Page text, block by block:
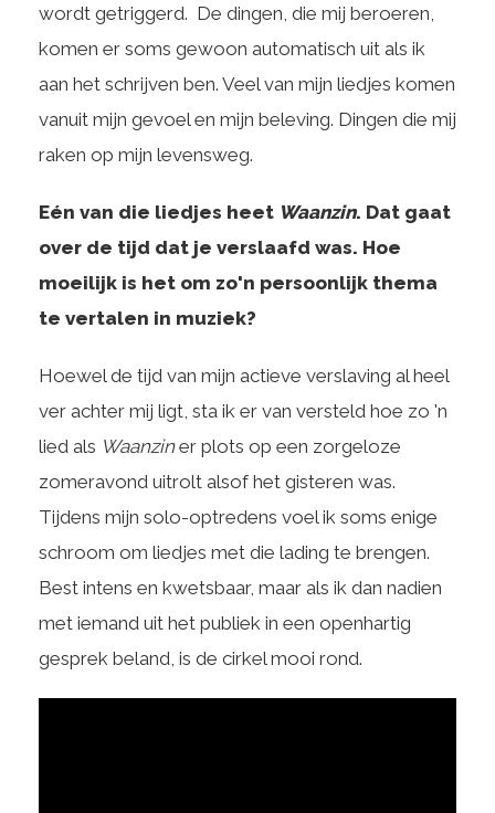
wordt getriggerd. De dingen, die mij beroeren,
komen er soms gewoon automatisch uit als ik
aan het schrijven ben. Veel van mijn liedjes komen
vanuit mijn gevoel en mijn beleving. Dingen die mij
raken op mijn levensweg.
Eén van die liedjes heet Waanzin. Dat gaat
over de tijd dat je verslaafd was. Hoe
moeilijk is het om zo'n persoonlijk thema
te vertalen in muziek?
Hoewel de tijd van mijn actieve verslaving al heel
ver achter mij ligt, sta ik er van versteld hoe zo 'n
lied als Waanziner plots op een zorgeloze
zomeravond uitrolt alsof het gisteren was.
Tijdens mijn solo-optredens voel ik soms enige
schroom om liedjes met die lading te brengen.
Best intens en kwetsbaar, maar als ik dan nadien
met iemand uit het publiek in een openhartig
gesprek beland, is de cirkel mooi rond.